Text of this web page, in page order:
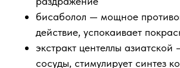
бисаболол — мощное
действие, успокаивает
экстракт центеллы азиатской
сосуды, стимулирует синтез